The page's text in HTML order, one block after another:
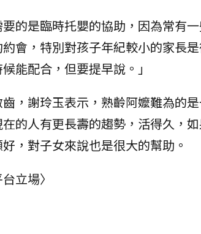
的是臨時托嬰的協助，因為常有
會，特別對孩子年紀較小的家長
能配合，但要提早說。」
，謝玲玉表示，熟齡阿嬤難為的
的人有更長壽的趨勢，活得久，
，對子女來說也是很大的幫助。
立場〉